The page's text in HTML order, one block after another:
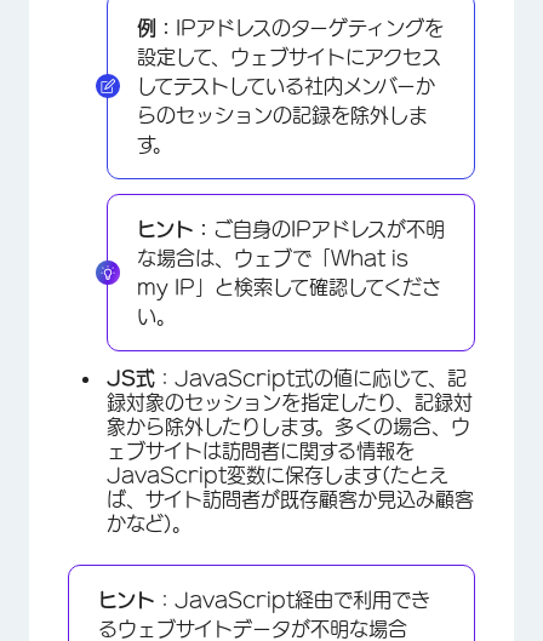
例：
IPアドレスのターゲティングを
設定して、ウェブサイトにアクセス
してテストしている社内メンバーか
らのセッションの記録を除外しま
す。
ヒント： ご自身のIPアドレスが不明
な場合は、ウェブで「What is
my IP」と検索して確認してくださ
い。
JS式 ：JavaScript式の値に応じて、記
録対象のセッションを指定したり、記録対
象から除外したりします。多くの場合、ウ
ェブサイトは訪問者に関する情報を
JavaScript変数に保存します(たとえ
ば、サイト訪問者が既存顧客か見込み顧客
かなど)。
ヒント ：JavaScript経由で利用でき
るウェブサイトデータが不明な場合